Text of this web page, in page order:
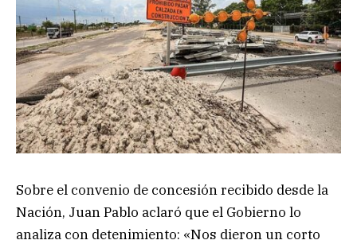
Sobre el convenio de concesión recibido desde la
Nación, Juan Pablo aclaró que el Gobierno lo
analiza con detenimiento: «Nos dieron un corto